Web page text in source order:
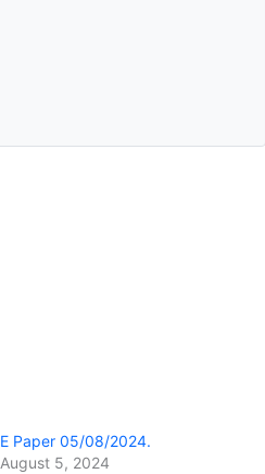
E Paper 05/08/2024.
August 5, 2024